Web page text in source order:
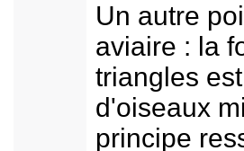
Un autre
aviaire : la
triangles
d'oiseaux
principe